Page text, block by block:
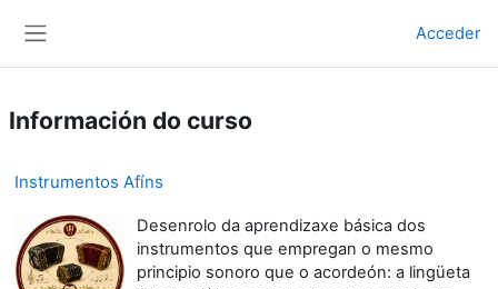
Acceder
Información do curso
Instrumentos Afíns
Desenrolo da aprendizaxe básica dos
instrumentos que empregan o mesmo
principio sonoro que o acordeón: a lingüeta